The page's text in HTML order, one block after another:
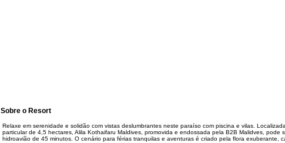
Sobre o Resort
Relaxe em serenidade e solidão com vistas deslumbrantes neste paraíso com piscina e vilas.
particular de 4,5 hectares, Alila Kothaifaru Maldives, promovida e endossada pela B2B Malidves, pode
hidroavião de 45 minutos. O cenário para férias tranquilas e aventuras é criado pela flora exuberante,